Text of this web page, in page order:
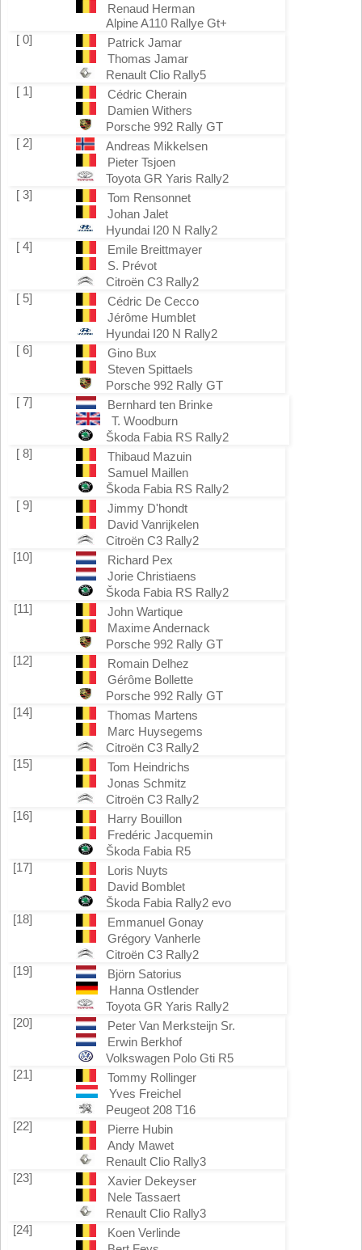
Renaud Herman
Alpine A110 Rallye Gt+
[ 0]
Patrick Jamar
Thomas Jamar
Renault Clio Rally5
[ 1]
Cédric Cherain
Damien Withers
Porsche 992 Rally GT
[ 2]
Andreas Mikkelsen
Pieter Tsjoen
Toyota GR Yaris Rally2
[ 3]
Tom Rensonnet
Johan Jalet
Hyundai I20 N Rally2
[ 4]
Emile Breittmayer
S. Prévot
Citroën C3 Rally2
[ 5]
Cédric De Cecco
Jérôme Humblet
Hyundai I20 N Rally2
[ 6]
Gino Bux
Steven Spittaels
Porsche 992 Rally GT
[ 7]
Bernhard ten Brinke
T. Woodburn
Škoda Fabia RS Rally2
[ 8]
Thibaud Mazuin
Samuel Maillen
Škoda Fabia RS Rally2
[ 9]
Jimmy D'hondt
David Vanrijkelen
Citroën C3 Rally2
[10]
Richard Pex
Jorie Christiaens
Škoda Fabia RS Rally2
[11]
John Wartique
Maxime Andernack
Porsche 992 Rally GT
[12]
Romain Delhez
Gérôme Bollette
Porsche 992 Rally GT
[14]
Thomas Martens
Marc Huysegems
Citroën C3 Rally2
[15]
Tom Heindrichs
Jonas Schmitz
Citroën C3 Rally2
[16]
Harry Bouillon
Fredéric Jacquemin
Škoda Fabia R5
[17]
Loris Nuyts
David Bomblet
Škoda Fabia Rally2 evo
[18]
Emmanuel Gonay
Grégory Vanherle
Citroën C3 Rally2
[19]
Björn Satorius
Hanna Ostlender
Toyota GR Yaris Rally2
[20]
Peter Van Merksteijn Sr.
Erwin Berkhof
Volkswagen Polo Gti R5
[21]
Tommy Rollinger
Yves Freichel
Peugeot 208 T16
[22]
Pierre Hubin
Andy Mawet
Renault Clio Rally3
[23]
Xavier Dekeyser
Nele Tassaert
Renault Clio Rally3
[24]
Koen Verlinde